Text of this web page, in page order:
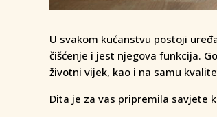
U svakom kućanstvu postoji
čišćenje i jest njegova funkcija.
životni vijek, kao i na samu
Dita je za vas pripremila savjete